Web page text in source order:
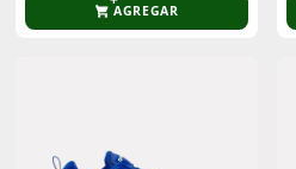
AGREGAR